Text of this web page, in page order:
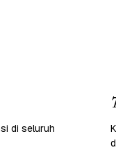
di seluruh